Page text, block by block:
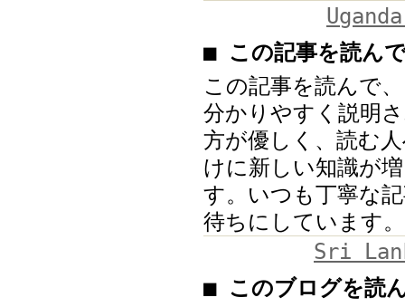
■ この記事を読ん
この記事を読んで
分かりやすく説明
方が優しく、読む
けに新しい知識が
す。いつも丁寧な
待ちにしています。
Sri
■ このブログを読